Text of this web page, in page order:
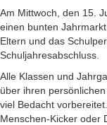
Am Mittwoch, den 15.
einen bunten
Eltern und das
Schuljahresabschluss.
Alle Klassen und
über ihren
viel Bedacht
Menschen-Kicker oder